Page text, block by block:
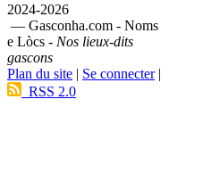
2024-2026
— Gasconha.com - Noms
e Lòcs - Nos lieux-dits
gascons
Plan du site | Se connecter|
RSS 2.0